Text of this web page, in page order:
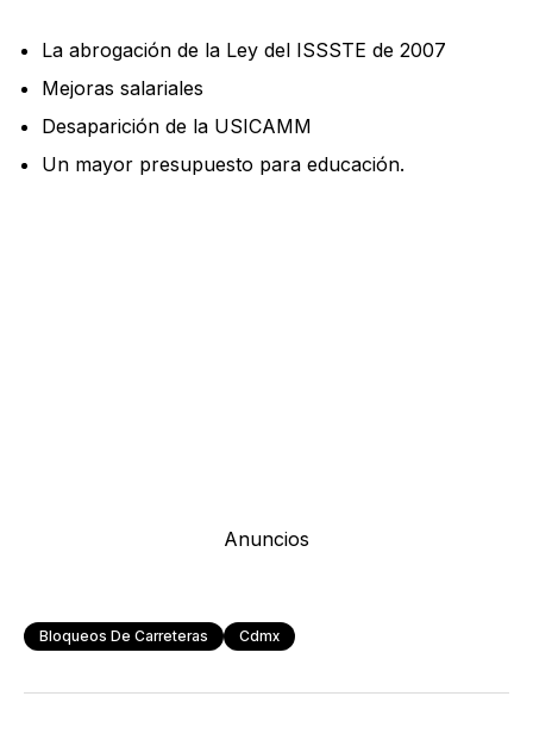
La abrogación de la Ley del ISSSTE de 2007
Mejoras salariales
Desaparición de la USICAMM
Un mayor presupuesto para educación.
Anuncios
Bloqueos De Carreteras Cdmx